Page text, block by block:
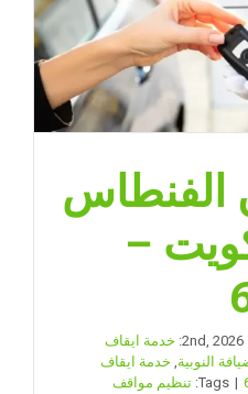
65080771
مغلقة
الفنطاس
–
خدمة ايقاف
, خدمة ايقاف
|
Tags: تنظيم مواقف